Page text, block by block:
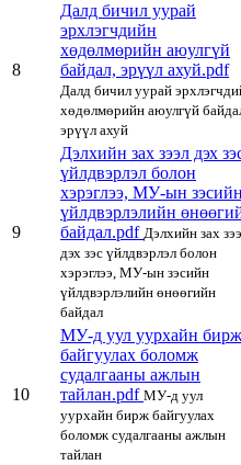
8
Далд бичил уурай
эрхлэгчдийн
хөдөлмөрийн аюулгүй
байдал, эрүүл ахуй.pdf
Далд бичил уурай
хөдөлмөрийн аюулгүй
эрүүл ахуй
9
Дэлхийн зах зээл дэх
үйлдвэрлэл болон
хэрэглээ, МУ-ын зэсийн
үйлдвэрлэлийн
байдал.pdf Дэлхийн зах
дэх зэс үйлдвэрлэл болон
хэрэглээ, МУ-ын зэсийн
үйлдвэрлэлийн өнөөгийн
байдал
10
МУ-д уул уурхайн бирж
байгуулах боломж
судалгааны ажлын
тайлан.pdf МУ-д уул
уурхайн бирж байгуулах
боломж судалгааны ажлын
тайлан